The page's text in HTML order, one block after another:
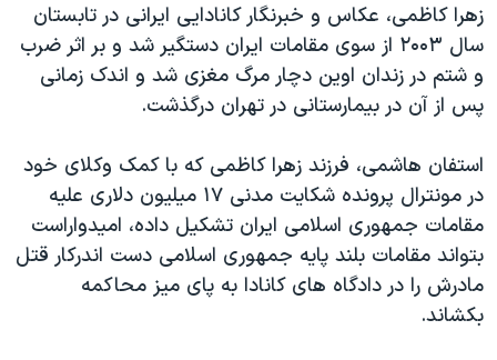
اعتراضات مردمی آبان ۹۸
اسرائیل در جنگ
نرگس محمدی برنده جایزه نوبل صلح
همایش محافظه‌کاران آمریکا «سی‌پک»
صفحه‌های ویژه
سفر پرزیدنت ترامپ به چین
زهرا کاظمی، عکاس و خبرنگار کانادایی ایرانی در تابستان
سال ۲۰۰۳ از سوی مقامات ایران دستگیر شد و بر اثر ضرب
و شتم در زندان اوین دچار مرگ مغزی شد و اندک زمانی
پس از آن در بیمارستانی در تهران درگذشت.
استفان هاشمی، فرزند زهرا کاظمی که با کمک وکلای خود
در مونترال پرونده شکایت مدنی ۱۷ میلیون دلاری علیه
مقامات جمهوری اسلامی ایران تشکیل داده، امیدواراست
بتواند مقامات بلند پایه جمهوری اسلامی دست اندرکار قتل
مادرش را در دادگاه های کانادا به پای میز محاکمه
بکشاند.